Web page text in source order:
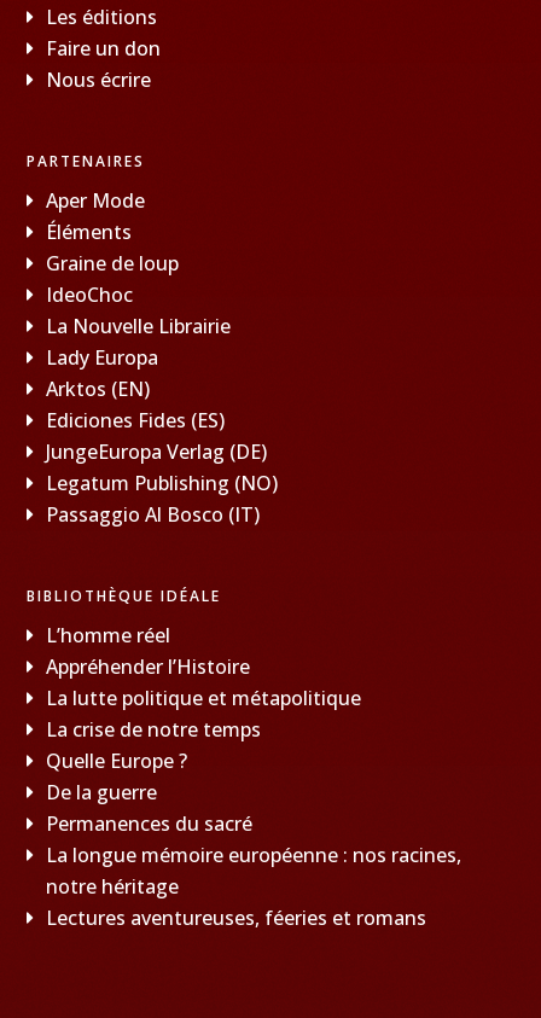
Les éditions
Faire un don
Nous écrire
PARTENAIRES
Aper Mode
Éléments
Graine de loup
IdeoChoc
La Nouvelle Librairie
Lady Europa
Arktos (EN)
Ediciones Fides (ES)
JungeEuropa Verlag (DE)
Legatum Publishing (NO)
Passaggio Al Bosco (IT)
BIBLIOTHÈQUE IDÉALE
L’homme réel
Appréhender l’Histoire
La lutte politique et métapolitique
La crise de notre temps
Quelle Europe ?
De la guerre
Permanences du sacré
La longue mémoire européenne : nos racines,
notre héritage
Lectures aventureuses, féeries et romans